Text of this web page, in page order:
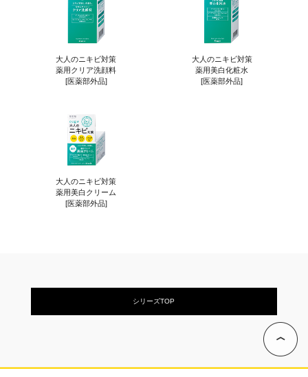
大人のニキビ対策
薬用クリア洗顔料
[医薬部外品]
大人のニキビ対策
薬用美白化粧水
[医薬部外品]
大人のニキビ対策
薬用美白クリーム
[医薬部外品]
シリーズTOP